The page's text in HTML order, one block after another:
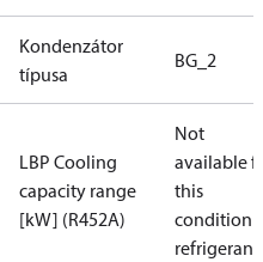
Kondenzátor
típusa
BG_2
LBP Cooling
capacity range
[kW] (R452A)
Not
available for
this
condition /
refrigerant